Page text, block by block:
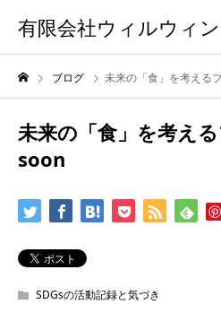
有限会社ウィルウィ
ブログ 未来の「食」を考える
未来の「食」を考え
soon
SDGsの活動記録と気づき